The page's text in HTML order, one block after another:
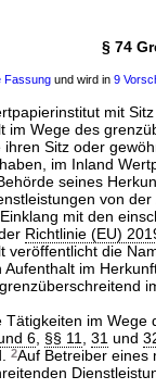
§ 74
Fassung und wird in 9
mit
im Wege des
ihren Sitz oder
im Inland
seines
von
mit den
der Richtlinie (EU)
veröffentlicht die
Aufenthalt im
Tätigkeiten im Wege
6 §§ 11 31 und
2Auf Betreiber eines